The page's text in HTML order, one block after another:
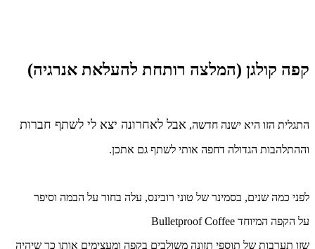
קפה קולגן (המלצה רותחת להעלאת אנרגיה)
התגלית הזו היא ישנה חדשה, אבל לאחרונה יצא לי לשתף חברות
וההתלהבות הגדולה דחפה אותי לשתף גם אתכן.
לפני כמה שנים, בסמינר של טוני רובינס, עלה בחור על הבמה וסיפר
על הקפה המיוחד Bulletproof Coffee
שזו תערבות של תוספי תזונה משולבים בקפה ומעצימים אותו כך שיהיה